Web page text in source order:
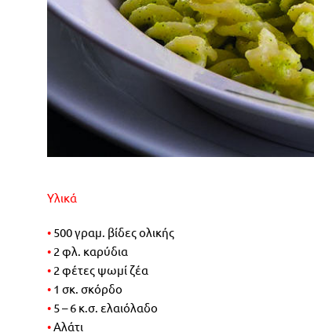
Υλικά
• 500 γραμ. βίδες ολικής
• 2 φλ. καρύδια
• 2 φέτες ψωμί ζέα
• 1 σκ. σκόρδο
• 5 – 6 κ.σ. ελαιόλαδο
• Αλάτι